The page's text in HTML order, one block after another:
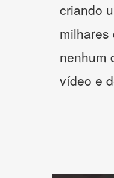
criando
milhares
nenhum
vídeo e